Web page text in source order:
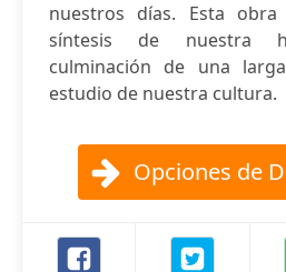
nuestros días. Esta
síntesis de nuestra
culminación de una
estudio de nuestra cultura.
Opciones de